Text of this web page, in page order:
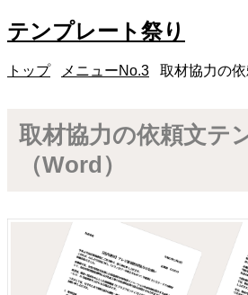
テンプレート祭り
トップ メニューNo.3 取材協力の
取材協力の依頼文テ
（Word）